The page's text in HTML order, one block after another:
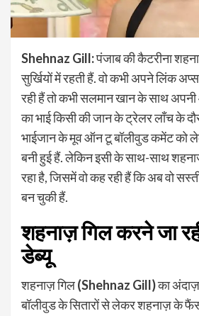
Shehnaz Gill:पंजाब की कैटरीना
सुर्खियों में रहती हैं. वो कभी अपने लिंक
रही हैं तो कभी सलमान खान के साथ
का भाई किसी की जान के ट्रेलर लॉंच के
भाईजान के मूव ऑन टू बॉलीवुड कमेंट को
बनी हुई हैं. लेकिन इसी के साथ-साथ
रहा है, जिसमें वो कह रही हैं कि अब वो
बन चुकी हैं.
शहनाज़ गिल करने जा
डेब्यू
शहनाज़ गिल(Shehnaz Gill)का
बॉलीवुड के सितारों से लेकर शहनाज़ के फैंस